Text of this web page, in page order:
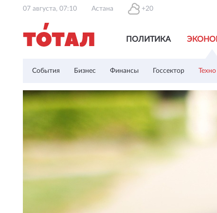
07 августа, 07:10 Астана +20
ПОЛИТИКА
События Бизнес Финансы Госсектор Техно